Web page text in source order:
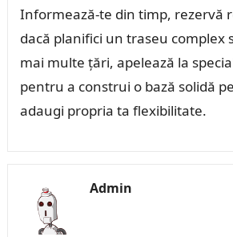
Informează-te din timp, rezervă
dacă planifici un traseu complex
mai multe țări, apelează la
pentru a construi o bază solidă
adaugi propria ta flexibilitate.
Admin